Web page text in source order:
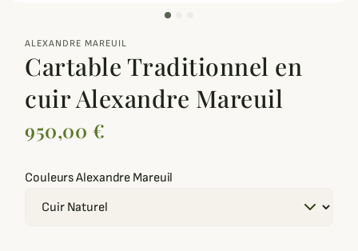
ALEXANDRE MAREUIL
Cartable Traditionnel en
cuir Alexandre Mareuil
950,00 €
Couleurs Alexandre Mareuil